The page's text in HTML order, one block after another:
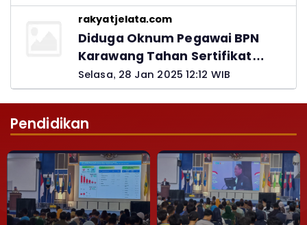
rakyatjelata.com
Diduga Oknum Pegawai BPN
Karawang Tahan Sertifikat
Pemohon PTSL
Selasa, 28 Jan 2025 12:12 WIB
Pendidikan